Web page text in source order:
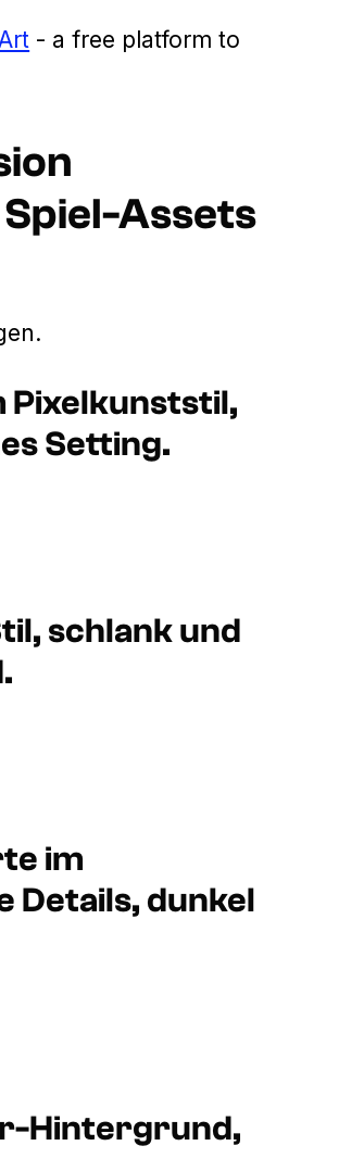
- a free platform to
Assets
Pixelkunststil,
Setting.
schlank und
im
Details, dunkel
Hintergrund,